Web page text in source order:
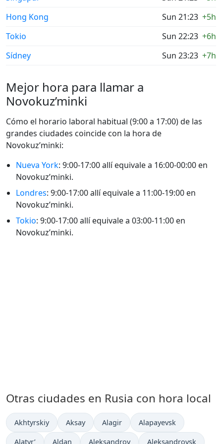
Hong Kong
Sun 21:23 +5h
Tokio
Sun 22:23 +6h
Sídney
Sun 23:23 +7h
Mejor hora para llamar a
Novokuz’minki
Cómo el horario laboral habitual (9:00 a 17:00) de las
grandes ciudades coincide con la hora de
Novokuz’minki:
Nueva York: 9:00-17:00 allí equivale a 16:00-00:00 en
Novokuz’minki.
Londres: 9:00-17:00 allí equivale a 11:00-19:00 en
Novokuz’minki.
Tokio: 9:00-17:00 allí equivale a 03:00-11:00 en
Novokuz’minki.
Otras ciudades en Rusia con hora local
Hora actual en
Akhtyrskiy Hora actual en
Aksay Hora actual en
Alagir Hora actual en
Alapayevsk
Hora actual en
Alatyr’ Hora actual en
Aldan Hora actual en
Aleksandrov Hora actual en
Aleksandrovsk